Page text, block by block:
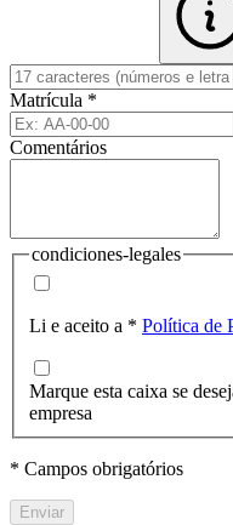
Matrícula *
Comentários
condiciones-legales
Li e aceito a * Política de
Marque esta caixa se
empresa
* Campos obrigatórios
Enviar